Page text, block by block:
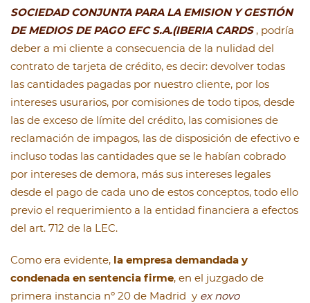
SOCIEDAD CONJUNTA PARA LA EMISION Y GESTIÓN
DE MEDIOS DE PAGO EFC S.A.(IBERIA CARDS, podría
deber a mi cliente a consecuencia de la nulidad del
contrato de tarjeta de crédito, es decir: devolver todas
las cantidades pagadas por nuestro cliente, por los
intereses usurarios, por comisiones de todo tipos, desde
las de exceso de límite del crédito, las comisiones de
reclamación de impagos, las de disposición de efectivo e
incluso todas las cantidades que se le habían cobrado
por intereses de demora, más sus intereses legales
desde el pago de cada uno de estos conceptos, todo ello
previo el requerimiento a la entidad financiera a efectos
del art. 712 de la LEC.
Como era evidente, la empresa demandada y
condenada en sentencia firme, en el juzgado de
primera instancia nº 20 de Madrid y ex novo